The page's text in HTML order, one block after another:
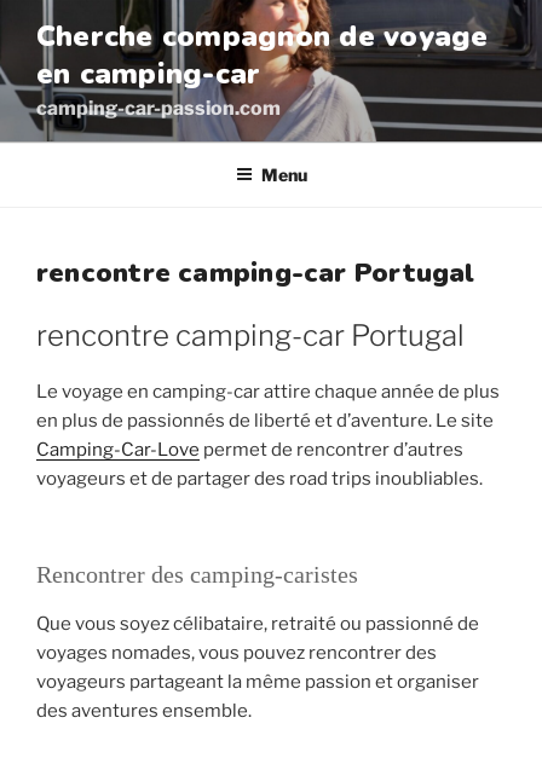
contenu
principal
Cherche compagnon de voyage
en camping-car
camping-car-passion.com
Menu
rencontre camping-car Portugal
rencontre camping-car Portugal
Le voyage en camping-car attire chaque année de plus
en plus de passionnés de liberté et d’aventure. Le site
Camping-Car-Love permet de rencontrer d’autres
voyageurs et de partager des road trips inoubliables.
Rencontrer des camping-caristes
Que vous soyez célibataire, retraité ou passionné de
voyages nomades, vous pouvez rencontrer des
voyageurs partageant la même passion et organiser
des aventures ensemble.